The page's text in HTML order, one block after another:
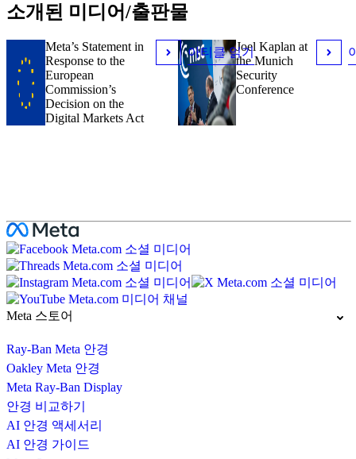
소개된 미디어/출판물
Meta’s Statement in
Response to the
European
Commission’s
Decision on the
Digital Markets Act
아티클 읽기Joel Kaplan at
the Munich
Security
Conference
Meta 스토어
Ray-Ban Meta 안경
Oakley Meta 안경
Meta Ray-Ban Display
안경 비교하기
AI 안경 액세서리
AI 안경 가이드